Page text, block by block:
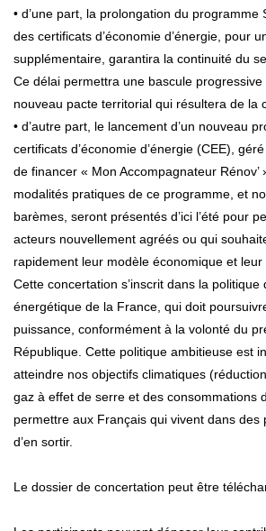
• d’une part, la prolongation du programme
des certificats d’économie d’énergie, pour
supplémentaire, garantira la continuité du
Ce délai permettra une bascule
nouveau pacte territorial qui résultera de la
• d’autre part, le lancement d’un nouveau
certificats d’économie d’énergie (CEE),
de financer « Mon Accompagnateur Rénov’
modalités pratiques de ce programme, et
barèmes, seront présentés d’ici l’été pour
acteurs nouvellement agréés ou qui
rapidement leur modèle économique et
Cette concertation s’inscrit dans la politique
énergétique de la France, qui doit
puissance, conformément à la volonté du
République. Cette politique ambitieuse est
atteindre nos objectifs climatiques
gaz à effet de serre et des consommations
permettre aux Français qui vivent dans des
d’en sortir.
Le dossier de concertation peut être